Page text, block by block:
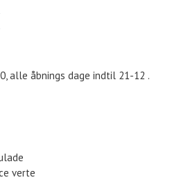
alle åbnings dage indtil 21-12 .
verte